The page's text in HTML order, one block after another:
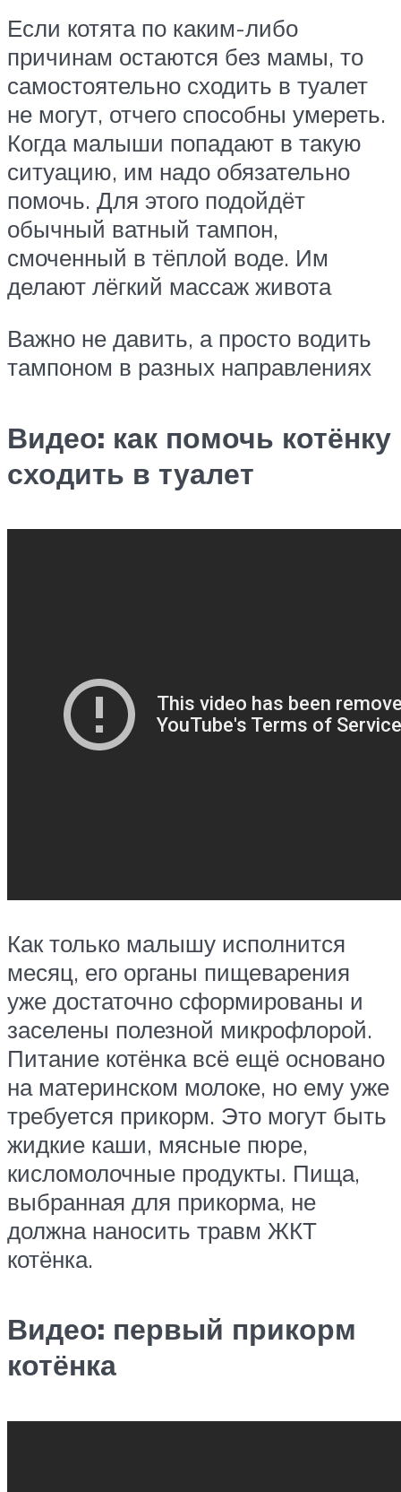
Если котята по каким-либо
причинам остаются без мамы, то
самостоятельно сходить в туалет
не могут, отчего способны умереть.
Когда малыши попадают в такую
ситуацию, им надо обязательно
помочь. Для этого подойдёт
обычный ватный тампон,
смоченный в тёплой воде. Им
делают лёгкий массаж живота
Важно не давить, а просто водить
тампоном в разных направлениях
Видео: как помочь котёнку
сходить в туалет
Как только малышу исполнится
месяц, его органы пищеварения
уже достаточно сформированы и
заселены полезной микрофлорой.
Питание котёнка всё ещё основано
на материнском молоке, но ему уже
требуется прикорм. Это могут быть
жидкие каши, мясные пюре,
кисломолочные продукты. Пища,
выбранная для прикорма, не
должна наносить травм ЖКТ
котёнка.
Видео: первый прикорм
котёнка